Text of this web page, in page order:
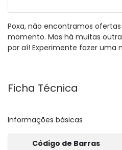
Poxa, não encontramos
momento. Mas há muitas
por aí! Experimente fazer uma
Ficha Técnica
Informações básicas
Código de Barras